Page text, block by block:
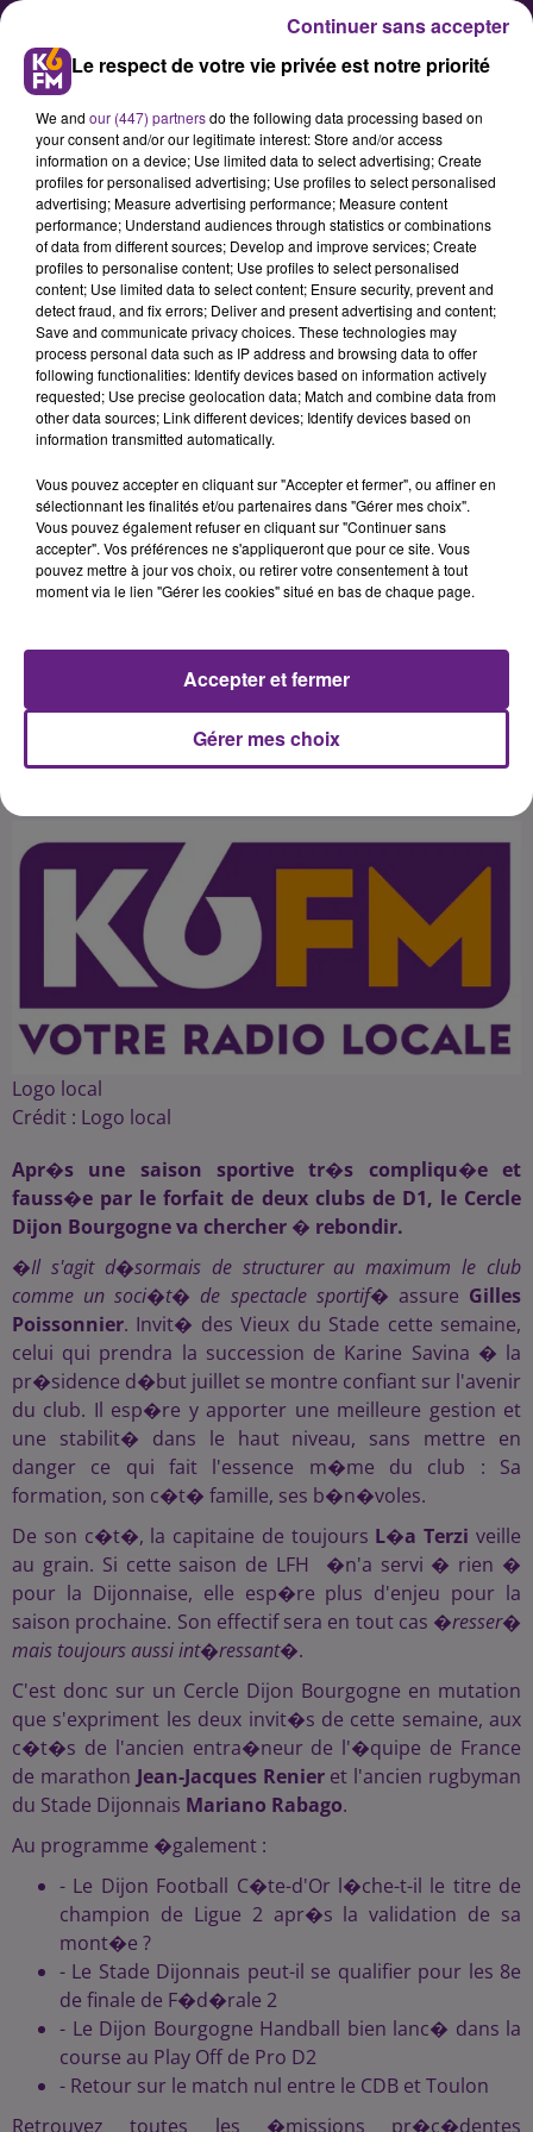
Vieux du Stade : le CDB Handball
se lance dans un «nouveau
challenge»
Après une saison sportive très
compliquée et faussée par le forfait
de deux clubs de D1, le Cercle Dijon
Invités des Vieux du Stade, la
capitaine de toujours Léa Terzi et le
nouveau président Gilles
Poissonnier abordent avec
lance aujourd'hui de nouveaux
Publié : 3 mai 2016 à 2h11 par 45
Logo local
Crédit : Logo local
Apr�s une saison sportive tr�s compliqu�e et
fauss�e par le forfait de deux clubs de D1, le Cercle
Dijon Bourgogne va chercher � rebondir.
�Il s'agit d�sormais de structurer au maximum le club
comme un soci�t� de spectacle sportif� assure Gilles
Poissonnier. Invit� des Vieux du Stade cette semaine,
celui qui prendra la succession de Karine Savina � la
pr�sidence d�but juillet se montre confiant sur l'avenir
du club. Il esp�re y apporter une meilleure gestion et
une stabilit� dans le haut niveau, sans mettre en
danger ce qui fait l'essence m�me du club : Sa
formation, son c�t� famille, ses b�n�voles.
De son c�t�, la capitaine de toujours L�a Terzi veille
au grain. Si cette saison de LFH �n'a servi � rien �
pour la Dijonnaise, elle esp�re plus d'enjeu pour la
saison prochaine. Son effectif sera en tout cas �resser�
mais toujours aussi int�ressant�.
C'est donc sur un Cercle Dijon Bourgogne en mutation
que s'expriment les deux invit�s de cette semaine, aux
c�t�s de l'ancien entra�neur de l'�quipe de France
de marathon Jean-Jacques Renieret l'ancien rugbyman
du Stade Dijonnais Mariano Rabago.
Au programme �galement :
- Le Dijon Football C�te-d'Or l�che-t-il le titre de
champion de Ligue 2 apr�s la validation de sa
mont�e ?
- Le Stade Dijonnais peut-il se qualifier pour les 8e
de finale de F�d�rale 2
- Le Dijon Bourgogne Handball bien lanc� dans la
course au Play Off de Pro D2
- Retour sur le match nul entre le CDB et Toulon
Retrouvez toutes les �missions pr�c�dentes
Le respect de votre vie privée est notre priorité
We and our (447) partnersdo the following data processing based on
your consent and/or our legitimate interest: Store and/or access
information on a device; Use limited data to select advertising; Create
profiles for personalised advertising; Use profiles to select personalised
advertising; Measure advertising performance; Measure content
performance; Understand audiences through statistics or combinations
of data from different sources; Develop and improve services; Create
profiles to personalise content; Use profiles to select personalised
content; Use limited data to select content; Ensure security, prevent and
detect fraud, and fix errors; Deliver and present advertising and content;
Save and communicate privacy choices. These technologies may
process personal data such as IP address and browsing data to offer
following functionalities: Identify devices based on information actively
requested; Use precise geolocation data; Match and combine data from
other data sources; Link different devices; Identify devices based on
information transmitted automatically.
Vous pouvez accepter en cliquant sur "Accepter et fermer", ou affiner en
sélectionnant les finalités et/ou partenaires dans "Gérer mes choix".
Vous pouvez également refuser en cliquant sur "Continuer sans
accepter". Vos préférences ne s'appliqueront que pour ce site. Vous
pouvez mettre à jour vos choix, ou retirer votre consentement à tout
moment via le lien "Gérer les cookies" situé en bas de chaque page.
Gérer mes choix
Accepter et fermer
Continuer sans accepter